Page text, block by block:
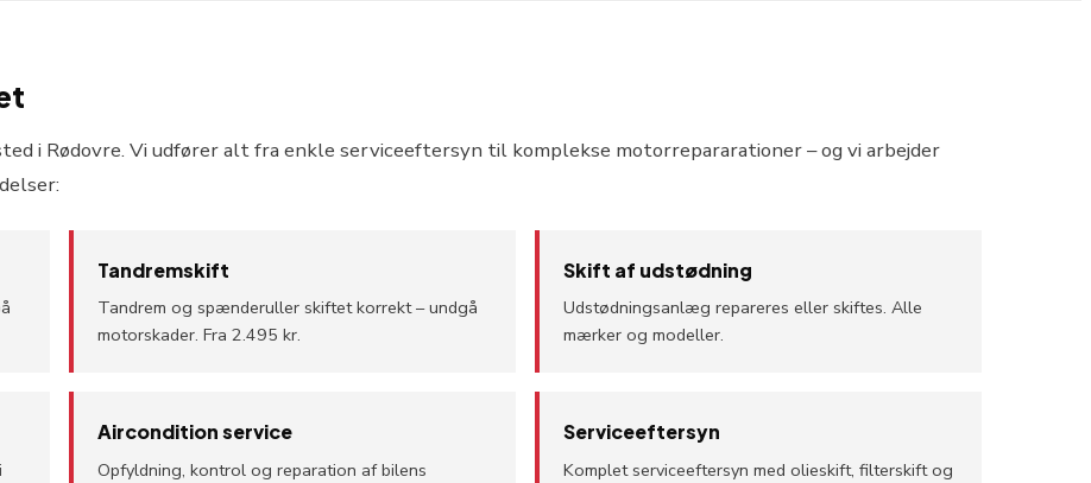
i Rødovre. Vi udfører alt fra enkle serviceeftersyn til komplekse motorrepararationer – og vi arbejder
Tandremskift
Tandrem og spænderuller skiftet korrekt – undgå
motorskader. Fra 2.495 kr.
Skift af udstødning
Udstødningsanlæg repareres eller skiftes. Alle
mærker og modeller.
Aircondition service
Opfyldning, kontrol og reparation af bilens
Serviceeftersyn
Komplet serviceeftersyn med olieskift, filterskift og